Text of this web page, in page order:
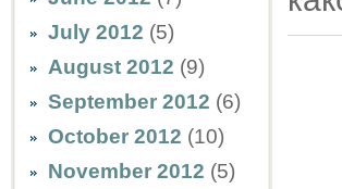
July 2012 (5)
August 2012 (9)
September 2012 (6)
October 2012 (10)
November 2012 (5)